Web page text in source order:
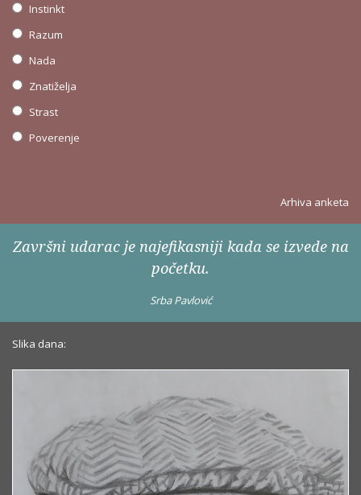
Instinkt
Razum
Nada
Znatiželja
Strast
Poverenje
Arhiva anketa
Završni udarac je najefikasniji kada se izvede na
početku.
Srba Pavlović
Slika dana: